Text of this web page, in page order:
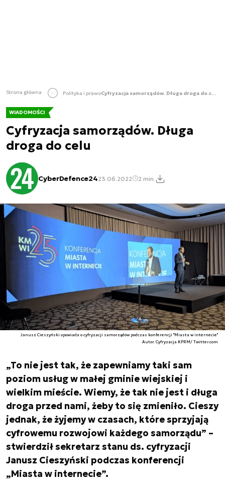
Strona główna Polityka i prawo Cyfryzacja samorządów. Długa droga do celu
WIADOMOŚCI
Cyfryzacja samorządów. Długa
droga do celu
CyberDefence2423.06.2022 2 min.
Janusz Cieszyński opowiada o cyfryzacji samorządów podczas konferencji "Miasta w internecie"
Autor. Cyfryzacja KPRM/ Twitter.com
„To nie jest tak, że zapewniamy taki sam
poziom usług w małej gminie wiejskiej i
wielkim mieście. Wiemy, że tak nie jest i długa
droga przed nami, żeby to się zmieniło. Cieszy
jednak, że żyjemy w czasach, które sprzyjają
cyfrowemu rozwojowi każdego samorządu” –
stwierdził sekretarz stanu ds. cyfryzacji
Janusz Cieszyński podczas konferencji
„Miasta w internecie”.